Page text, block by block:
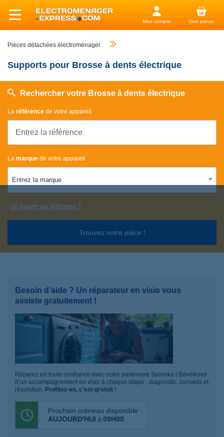
Mon compte Mon panier
Pièces détachées électroménager
Supports pour Brosse à dents électrique
Rechercher votre Brosse à dents électrique
La référence de votre appareil
La marque de votre appareil
Entrez la marque
Trouvez votre pièce !
Où trouver ma référence ?
Besoin d’aide ? Un réparateur en visio vous
assiste gratuitement !
Réparez en toute confiance avec notre partenaire Spareka ! Bénéficiez
d’un accompagnement en visio à chaque étape : diagnostic, conseils et
résolution. Profitez-en, c’est gratuit !
Prochain créneau disponible :
AUJOURD'HUI à 09H00